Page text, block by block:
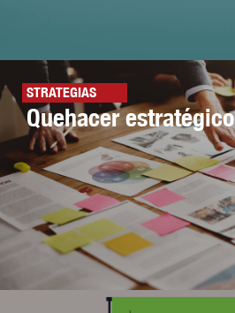
STRATEGIAS
Quehacer estratégico